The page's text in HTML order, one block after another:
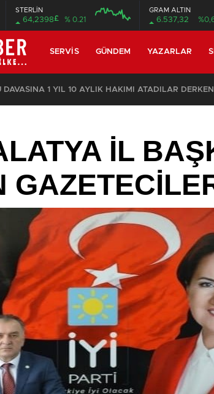
STERLİN
64,2398£ % 0.21
GRAM ALTIN
6.537,32
SERVIS GÜNDEM YAZARLAR
İL